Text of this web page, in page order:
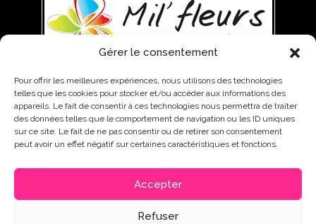
Gérer le consentement
Pour offrir les meilleures expériences, nous utilisons des technologies
telles que les cookies pour stocker et/ou accéder aux informations des
appareils. Le fait de consentir à ces technologies nous permettra de traiter
des données telles que le comportement de navigation ou les ID uniques
sur ce site. Le fait de ne pas consentir ou de retirer son consentement
peut avoir un effet négatif sur certaines caractéristiques et fonctions.
Accepter
Refuser
WEST INDIES TRADING, 01 AVENUE PATRICK SAINT-ELOI, 97142
ABYMES0590 85 12 01 - 0590 48 01 99 - 0690 65 11 64
contact@fleurs-guadeloupe.com
© 2024 MILFLEURS. All Rights Reserved. Powered by WEB2WEB - Agence